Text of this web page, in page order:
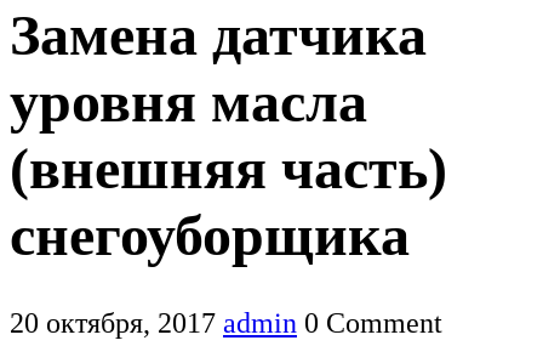
Замена датчика
уровня масла
(внешняя часть)
снегоуборщика
20 октября, 2017 admin 0 Comment